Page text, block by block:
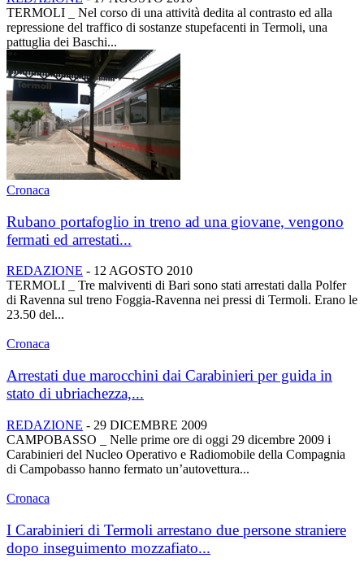
TERMOLI _ Nel corso di una attività dedita al contrasto ed alla
repressione del traffico di sostanze stupefacenti in Termoli, una
pattuglia dei Baschi...
Cronaca
Rubano portafoglio in treno ad una giovane, vengono
fermati ed arrestati...
REDAZIONE - 12 AGOSTO 2010
TERMOLI _ Tre malviventi di Bari sono stati arrestati dalla Polfer
di Ravenna sul treno Foggia-Ravenna nei pressi di Termoli. Erano le
23.50 del...
Cronaca
Arrestati due marocchini dai Carabinieri per guida in
stato di ubriachezza,...
REDAZIONE - 29 DICEMBRE 2009
CAMPOBASSO _ Nelle prime ore di oggi 29 dicembre 2009 i
Carabinieri del Nucleo Operativo e Radiomobile della Compagnia
di Campobasso hanno fermato un’autovettura...
Cronaca
I Carabinieri di Termoli arrestano due persone straniere
dopo inseguimento mozzafiato...